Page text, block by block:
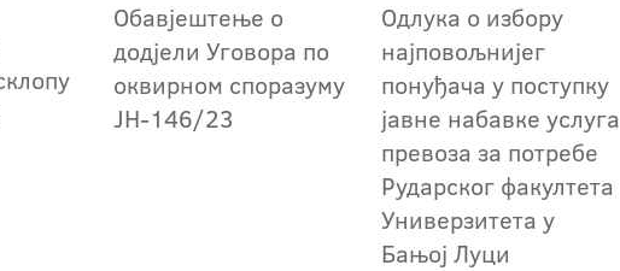
Обавјештење о
додјели Уговора по
оквирном споразуму
ЈН-146/23
Одлука о избору
најповољнијег
понуђача у поступку
јавне набавке услуга
превоза за потребе
Рударског факултета
Универзитета у
Бањој Луци